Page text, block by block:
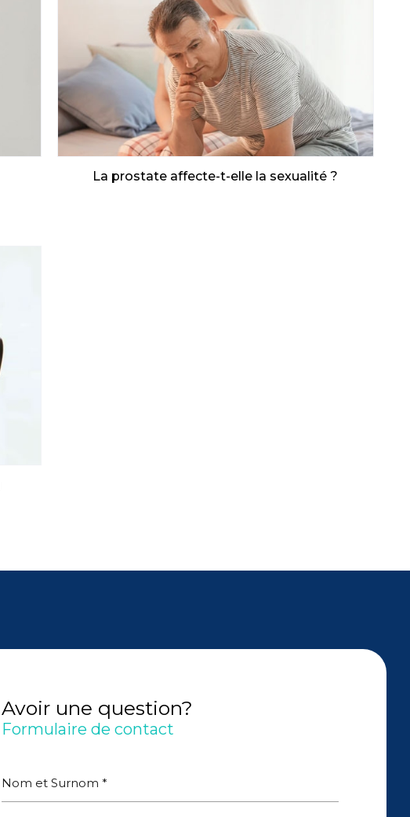
La prostate affecte-t-elle la sexualité ?
Avoir une question?
Formulaire de contact
Nom et Surnom *